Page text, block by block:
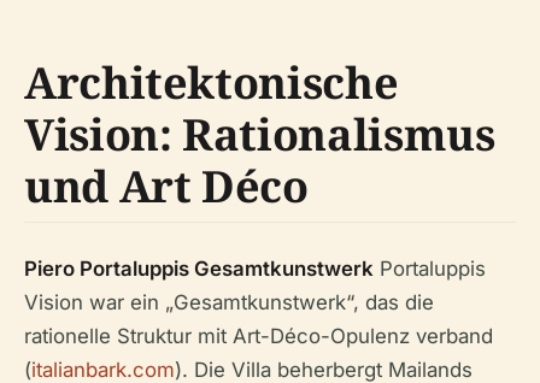
Architektonische
Vision: Rationalismus
und Art Déco
Piero Portaluppis Gesamtkunstwerk Portaluppis
Vision war ein „Gesamtkunstwerk“, das die
rationelle Struktur mit Art-Déco-Opulenz verband
(italianbark.com). Die Villa beherbergt Mailands